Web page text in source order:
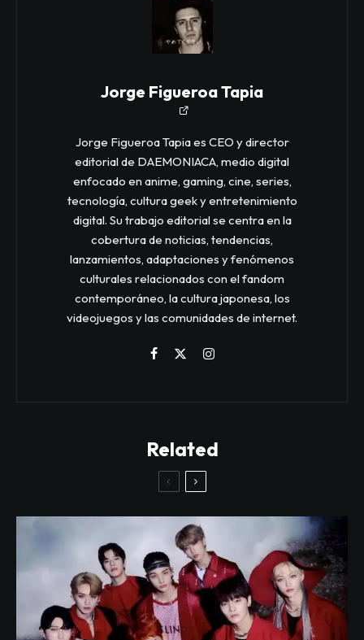
Jorge Figueroa Tapia
Jorge Figueroa Tapia es CEO y director
editorial de DAEMONIACA, medio digital
enfocado en anime, gaming, cine, series,
tecnología, cultura geek y entretenimiento
digital. Su trabajo editorial se centra en la
cobertura de noticias, tendencias,
lanzamientos, adaptaciones y fenómenos
culturales relacionados con el fandom
contemporáneo, la cultura japonesa, los
videojuegos y las comunidades de internet.
Related